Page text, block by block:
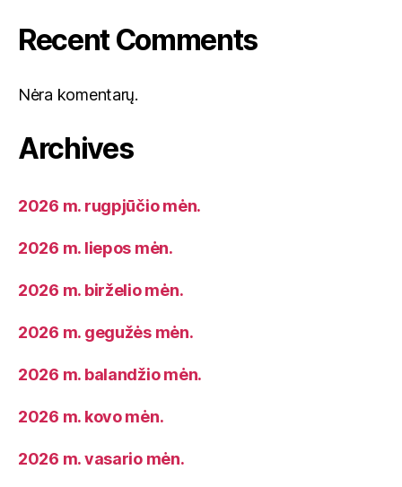
Recent Comments
Nėra komentarų.
Archives
2026 m. rugpjūčio mėn.
2026 m. liepos mėn.
2026 m. birželio mėn.
2026 m. gegužės mėn.
2026 m. balandžio mėn.
2026 m. kovo mėn.
2026 m. vasario mėn.